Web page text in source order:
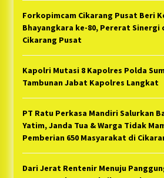
Forkopimcam Cikarang Pusat Beri
Bhayangkara ke-80, Pererat Sinergi
Cikarang Pusat
Kapolri Mutasi 8 Kapolres Polda
Tambunan Jabat Kapolres Langkat
PT Ratu Perkasa Mandiri Salurkan
Yatim, Janda Tua & Warga Tidak
Pemberian 650 Masyarakat di
Dari Jerat Rentenir Menuju